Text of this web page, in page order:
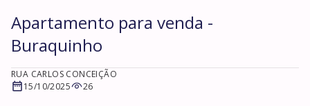
Apartamento para venda -
Buraquinho
RUA CARLOS CONCEIÇÃO
15/10/2025
26